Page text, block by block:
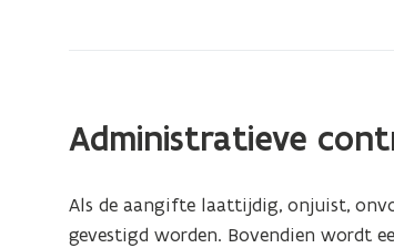
Administratieve
Als de aangifte laattijdig, onjuist,
gevestigd worden. Bovendien wordt